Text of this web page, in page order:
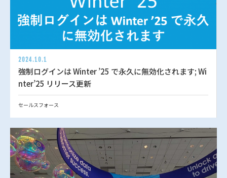
2024.10.1
強制ログインは Winter ’25 で永久に無効化されます; Wi
nter’25 リリース更新
セールスフォース